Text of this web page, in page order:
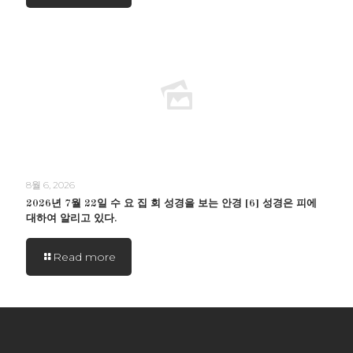
8월 6, 2026
2026년 7월 22일 수 요 집 회 성경을 보는 안경 [6] 성경은 피에
대하여 알리고 있다.
Read more